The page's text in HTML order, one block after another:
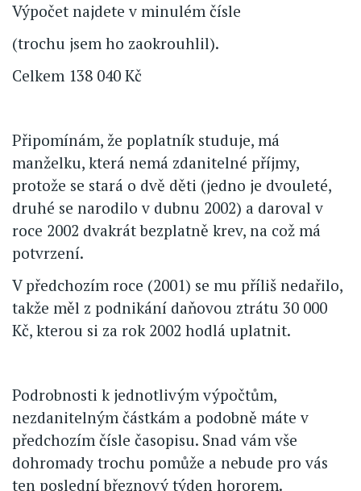
Výpočet najdete v minulém čísle
(trochu jsem ho zaokrouhlil).
Celkem 138 040 Kč
Připomínám, že poplatník studuje, má
manželku, která nemá zdanitelné příjmy,
protože se stará o dvě děti (jedno je dvouleté,
druhé se narodilo v dubnu 2002) a daroval v
roce 2002 dvakrát bezplatně krev, na což má
potvrzení.
V předchozím roce (2001) se mu příliš nedařilo,
takže měl z podnikání daňovou ztrátu 30 000
Kč, kterou si za rok 2002 hodlá uplatnit.
Podrobnosti k jednotlivým výpočtům,
nezdanitelným částkám a podobně máte v
předchozím čísle časopisu. Snad vám vše
dohromady trochu pomůže a nebude pro vás
ten poslední březnový týden hororem.